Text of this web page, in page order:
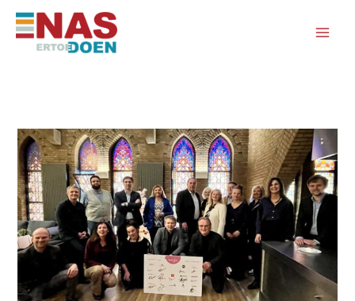
naar